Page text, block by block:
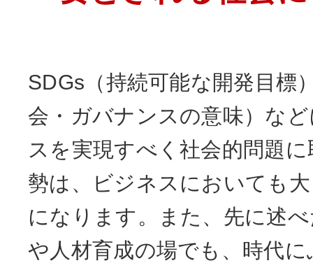
SDGs（持続可能な開発目標
会・ガバナンスの意味）な
スを実現すべく社会的問題
勢は、ビジネスにおいても
になります。また、先に述
や人材育成の場でも、時代